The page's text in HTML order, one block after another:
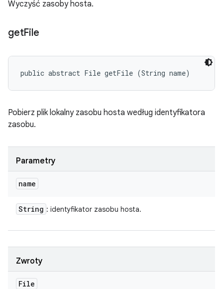
Wyczyść zasoby hosta.
getFile
public abstract File getFile (String name)
Pobierz plik lokalny zasobu hosta według identyfikatora
zasobu.
Parametry
name
String : identyfikator zasobu hosta.
Zwroty
File